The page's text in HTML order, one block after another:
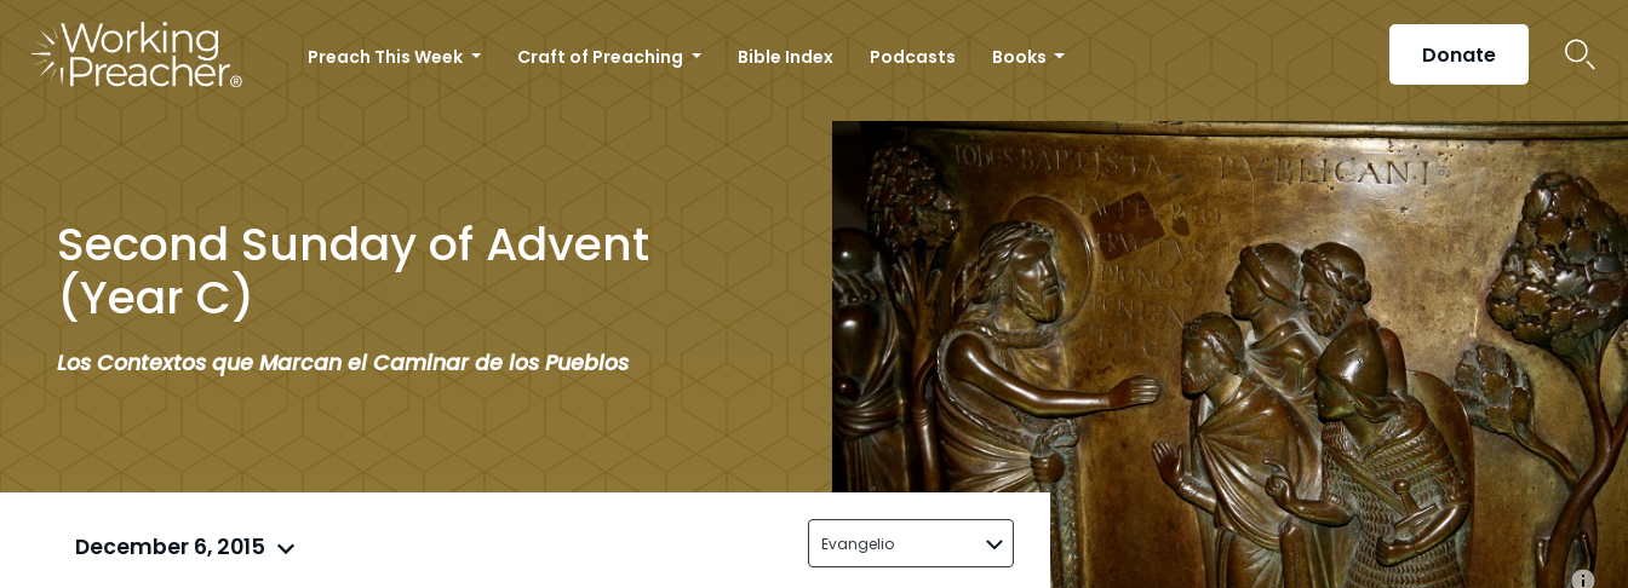
Preach This Week Craft of Preaching Bible Index Podcasts Books Donate
Second Sunday of Advent
(Year C)
Los Contextos que Marcan el Caminar de los Pueblos
December 6, 2015 Evangelio